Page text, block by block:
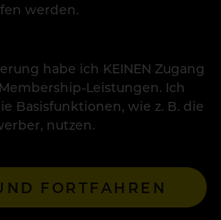
werden.
habe ich KEINEN Zugang
Leistungen. Ich
Basisfunktionen, wie z. B. die
nutzen.
FORTFAHREN